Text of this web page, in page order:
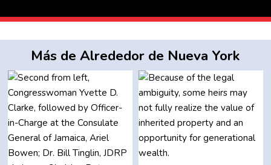
Más de Alrededor de Nueva York